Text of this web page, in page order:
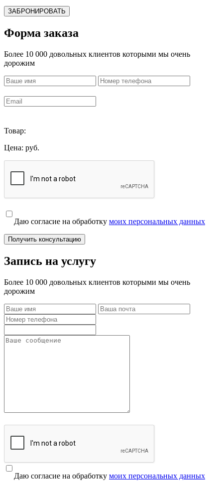
ЗАБРОНИРОВАТЬ
Форма заказа
Более 10 000 довольных клиентов которыми мы очень
дорожим
Товар:
Цена: руб.
Даю согласие на обработку моих персональных данных
Получить консультацию
Запись на услугу
Более 10 000 довольных клиентов которыми мы очень
дорожим
Даю согласие на обработку моих персональных данных